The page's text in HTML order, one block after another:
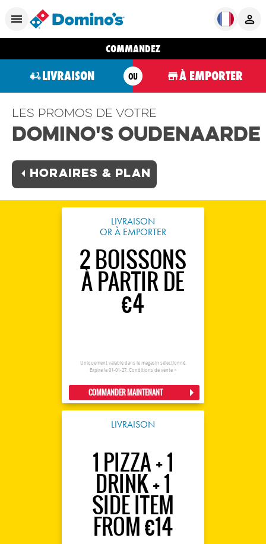
COMMANDEZ
LIVRAISON OU À EMPORTER
Les promos de votre
Domino's Oudenaarde
Horaires & plan
LIVRAISON
OR À EMPORTER
2 BOISSONS
À PARTIR DE
€4
Uniquement valable dans le magasin sélectionné.
Expire le 01-01-27. Conditions de vente >
COMMANDER MAINTENANT
LIVRAISON
1 PIZZA + 1
DRINK + 1
SIDE ITEM
FROM €14